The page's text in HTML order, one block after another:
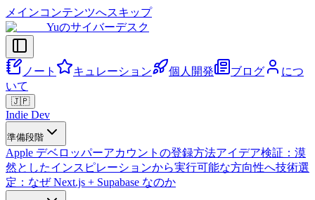
メインコンテンツへスキップ
Yuのサイバーデスク
ノート キュレーション 個人開発 ブログ
につ
いて
🇯🇵
Indie Dev
準備段階
Apple デベロッパーアカウントの登録方法アイデア検証：漠
然としたインスピレーションから実行可能な方向性へ技術選
定：なぜ Next.js + Supabase なのか